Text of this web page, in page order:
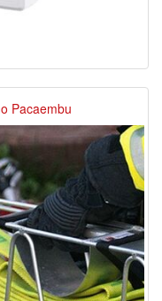
Pacaembu